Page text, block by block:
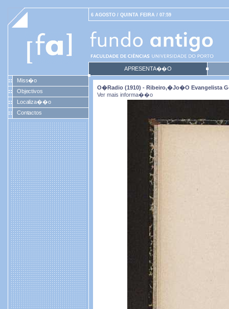
6 AGOSTO / QUINTA FEIRA / 07:59
APRESENTA��O
Miss�o
Objectivos
Localiza��o
Contactos
O�radio (1910) - Ribeiro,�Jo�o Evangelista
Ver mais informa��o